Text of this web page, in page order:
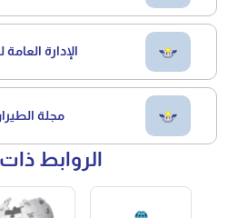
الإدارة
مجلة
الروابط